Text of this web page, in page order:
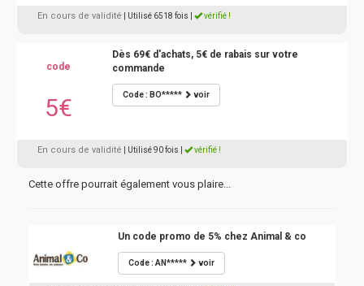
En cours de validité | Utilisé 6518 fois vérifié !
code
5€
Dès 69€ d'achats, 5€ de rabais sur votre
commande
Code : BO***** voir
En cours de validité | Utilisé 90 fois vérifié !
Cette offre pourrait également vous plaire...
Un code promo de 5% chez Animal & co
Code : AN***** voir